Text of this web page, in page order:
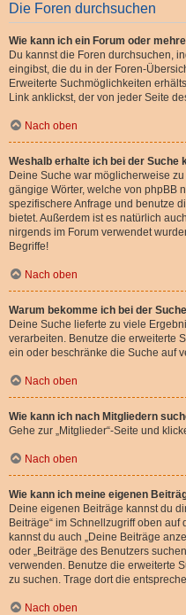
Die Foren durchsuchen
Wie kann ich ein Forum oder
Du kannst die Foren durchsuchen,
eingibst, die du in der Foren-
Erweiterte Suchmöglichkeiten
Link anklickst, der von jeder Seite
Nach oben
Weshalb erhalte ich bei der Suche
Deine Suche war möglicherweise
gängige Wörter, welche von phpBB
spezifischere Anfrage und benutze
bietet. Außerdem ist es natürlich
nirgends im Forum verwendet
Begriffe!
Nach oben
Warum bekomme ich bei der
Deine Suche lieferte zu viele
verarbeiten. Benutze die erweiterte
ein oder beschränke die Suche auf
Nach oben
Wie kann ich nach Mitgliedern
Gehe zur „Mitglieder“-Seite und
Nach oben
Wie kann ich meine eigenen
Deine eigenen Beiträge kannst du
Beiträge“ im Schnellzugriff oben
kannst du auch „Deine Beiträge
oder „Beiträge des Benutzers
verwenden. Benutze die erweiterte
zu suchen. Trage dort die
Nach oben